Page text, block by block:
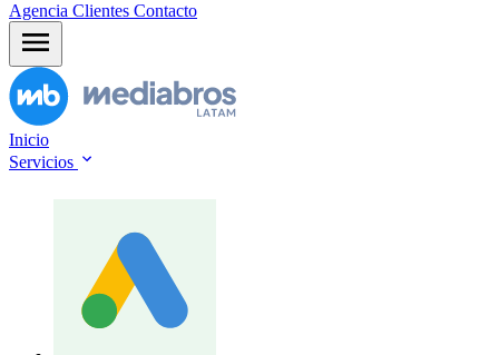
Agencia Clientes Contacto
Inicio
Servicios